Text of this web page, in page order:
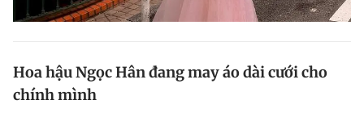
Hoa hậu Ngọc Hân đang may áo dài cưới cho
chính mình